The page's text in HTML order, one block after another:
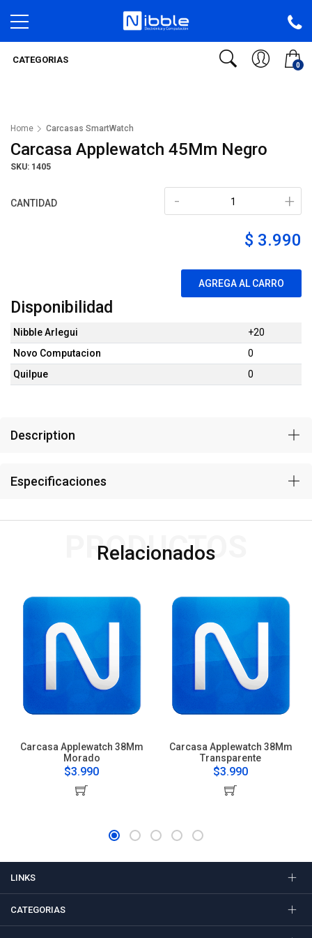
0
CATEGORIAS
Home Carcasas SmartWatch
Carcasa Applewatch 45Mm Negro
SKU: 1405
CANTIDAD +
-
$ 3.990
AGREGA AL CARRO
Disponibilidad
Nibble Arlegui
+20
Novo Computacion
0
Quilpue
0
Description
Especificaciones
Relacionados
PRODUCTOS
Carcasa Applewatch 38Mm
Morado
$3.990
Carcasa Applewatch 38Mm
Transparente
$3.990
LINKS
CATEGORIAS